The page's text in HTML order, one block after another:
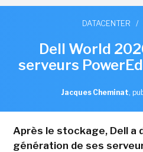
DATACENTER /
Dell World
serveurs
Jacques Cheminat,
Après le stockage, Dell a
génération de ses